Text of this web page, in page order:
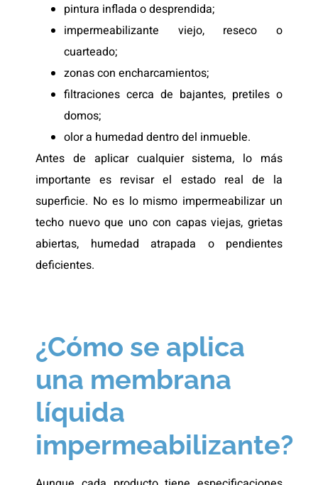
pintura inflada o desprendida;
impermeabilizante viejo, reseco o
cuarteado;
zonas con encharcamientos;
filtraciones cerca de bajantes, pretiles o
domos;
olor a humedad dentro del inmueble.
Antes de aplicar cualquier sistema, lo más
importante es revisar el estado real de la
superficie. No es lo mismo impermeabilizar un
techo nuevo que uno con capas viejas, grietas
abiertas, humedad atrapada o pendientes
deficientes.
¿Cómo se aplica
una membrana
líquida
impermeabilizante?